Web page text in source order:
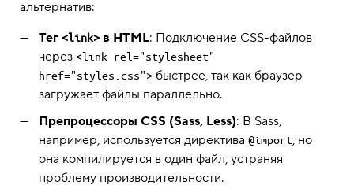
альтернатив:
Тег <link> в HTML: Подключение CSS-файлов
через <link rel="stylesheet"
href="styles.css"> быстрее, так как браузер
загружает файлы параллельно.
Препроцессоры CSS (Sass, Less): В Sass,
например, используется директива @import, но
она компилируется в один файл, устраняя
проблему производительности.